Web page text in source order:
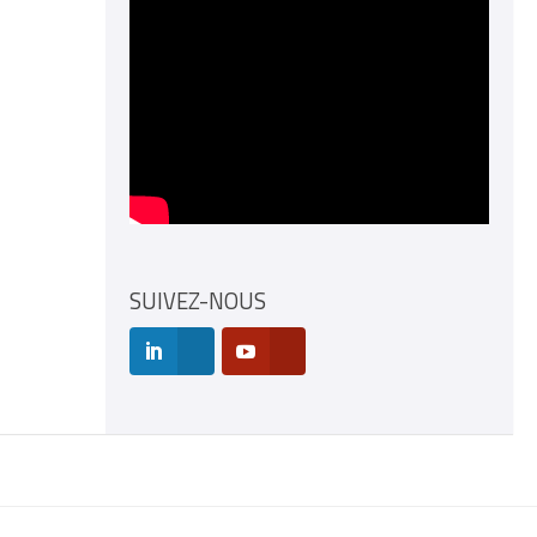
SUIVEZ-NOUS